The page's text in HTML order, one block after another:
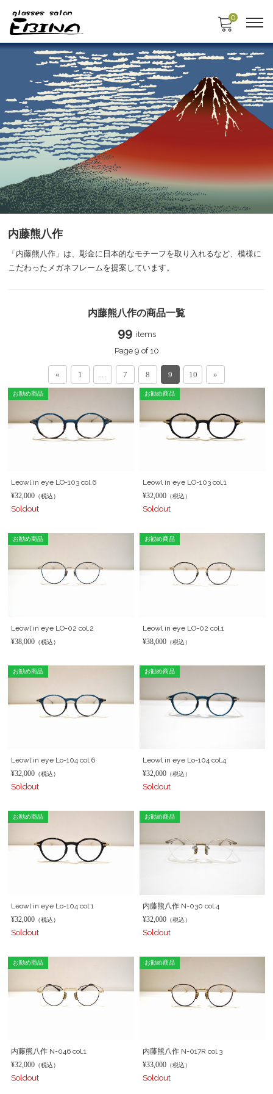
0
内藤熊八作
「内藤熊八作」は、彫金に日本的なモチーフを取り入れるなど、模様に
こだわったメガネフレームを提案しています。
内藤熊八作の商品一覧
99 items
Page 9 of 10
« 1 … 7 8 9 10 »
お勧め商品
Leowl in eye LO-103 col.6
¥32,000 （税込）
Soldout
お勧め商品
Leowl in eye LO-103 col.1
¥32,000（税込）
Soldout
お勧め商品
Leowl in eye LO-02 col.2
¥38,000 （税込）
お勧め商品
Leowl in eye LO-02 col.1
¥38,000（税込）
お勧め商品
Leowl in eye Lo-104 col.6
¥32,000 （税込）
Soldout
お勧め商品
Leowl in eye Lo-104 col.4
¥32,000（税込）
Soldout
お勧め商品
Leowl in eye Lo-104 col.1
¥32,000 （税込）
Soldout
お勧め商品
内藤熊八作 N-030 col.4
¥32,000（税込）
Soldout
お勧め商品
内藤熊八作 N-046 col.1
¥32,000 （税込）
Soldout
お勧め商品
内藤熊八作 N-017R col.3
¥33,000（税込）
Soldout